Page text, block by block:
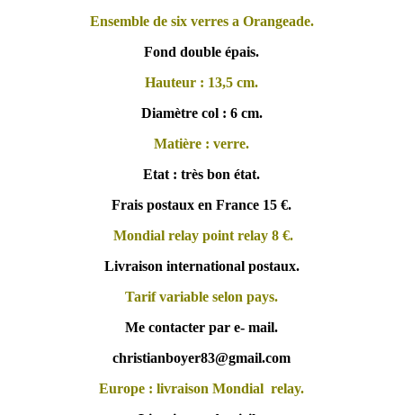
Ensemble de six verres a Orangeade.
Fond double épais.
Hauteur : 13,5 cm.
Diamètre col : 6 cm.
Matière : verre.
Etat : très bon état.
Frais postaux en France 15 €.
Mondial relay point relay 8 €.
Livraison international postaux.
Tarif variable selon pays.
Me contacter par e- mail.
christianboyer83@gmail.com
Europe : livraison Mondial relay.